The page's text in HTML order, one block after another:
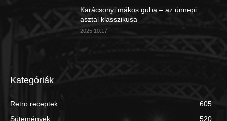
Karácsonyi mákos guba – az ünnepi
asztal klasszikusa
2025.10.17.
Kategóriák
Retro receptek
605
Sütemények
520